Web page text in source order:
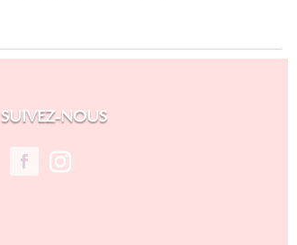
SUIVEZ-NOUS